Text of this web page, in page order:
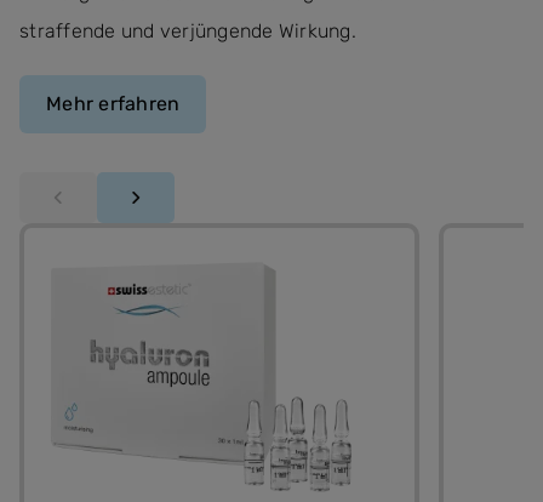
straffende und verjüngende Wirkung.
Mehr erfahren